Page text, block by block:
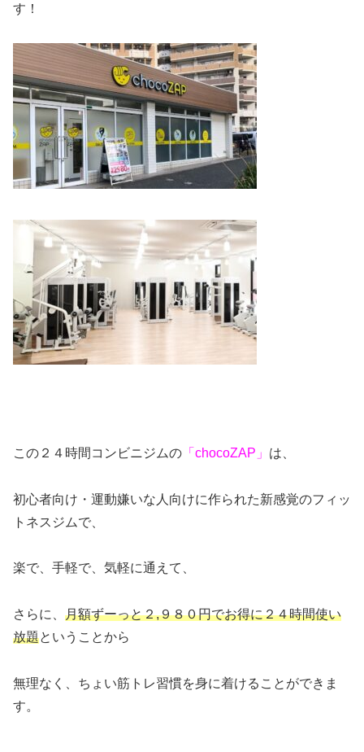
す！
この２４時間コンビニジムの 「chocoZAP」 は、
初心者向け・運動嫌いな人向けに作られた新感覚のフィッ
トネスジムで、
楽で、手軽で、気軽に通えて、
さらに、 月額ずーっと２,９８０円でお得に２４時間使い
放題ということから
無理なく、ちょい筋トレ習慣を身に着けることができま
す。